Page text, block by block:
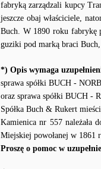
fabryką zarządzali kupcy
jeszcze obaj właściciele,
Buch. W 1890 roku fabrykę
guziki pod marką braci
*) Opis wymaga
sprawa spółki BUCH -
oraz sprawa spółki BUCH -
Spółka Buch & Rukert
Kamienica nr 557 należała
Miejskiej powołanej w 1861
Proszę o pomoc w